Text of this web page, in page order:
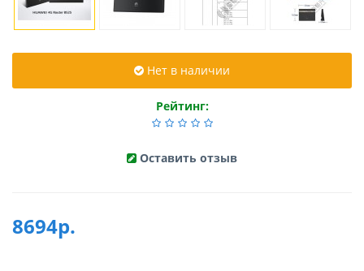
Нет в наличии
Рейтинг:
Оставить отзыв
8694р.